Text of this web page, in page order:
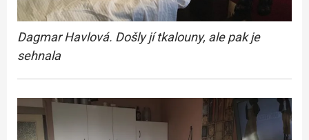
Dagmar Havlová. Došly jí tkalouny, ale pak je
sehnala